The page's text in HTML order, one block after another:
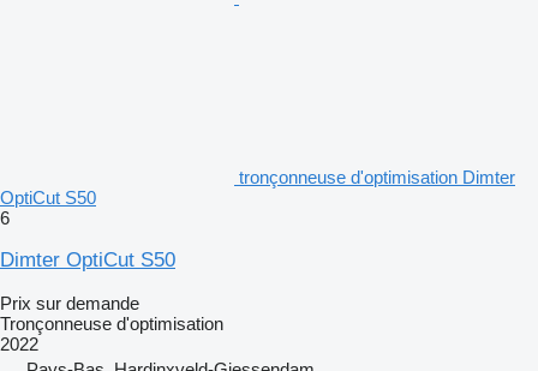
tronçonneuse d'optimisation Dimter
OptiCut S50
6
Dimter OptiCut S50
Prix sur demande
Tronçonneuse d'optimisation
2022